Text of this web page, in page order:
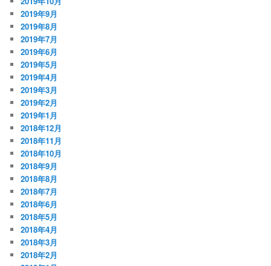
2019年9月
2019年8月
2019年7月
2019年6月
2019年5月
2019年4月
2019年3月
2019年2月
2019年1月
2018年12月
2018年11月
2018年10月
2018年9月
2018年8月
2018年7月
2018年6月
2018年5月
2018年4月
2018年3月
2018年2月